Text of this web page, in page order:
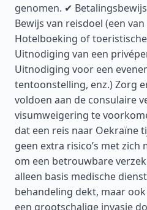
genomen. ✔
Bewijs van reisdoel (een
Hotelboeking of
Uitnodiging van een
Uitnodiging voor een
tentoonstelling, enz.) Zorg
voldoen aan de consulaire
visumweigering te
dat een reis naar Oekraïne
geen extra risico’s met
om een betrouwbare
alleen basis medische
behandeling dekt, maar
een grootschalige invasie